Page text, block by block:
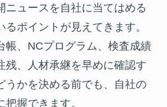
ニュースを自社に当てはめる
るポイントが見えてきます。
帳、NCプログラム、検査成績
残、人材承継を早めに確認す
うかを決める前でも、自社の
握できます。